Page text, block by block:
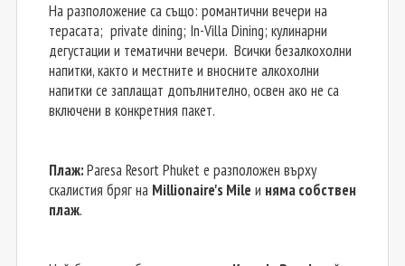
На разположение са също: романтични вечери на
терасата; private dining; In-Villa Dining; кулинарни
дегустации и тематични вечери. Всички безалкохолни
напитки, както и местните и вносните алкохолни
напитки се заплащат допълнително, освен ако не са
включени в конкретния пакет.
Плаж:Paresa Resort Phuket е разположен върху
скалистия бряг на Millionaire's Mile и няма собствен
плаж.